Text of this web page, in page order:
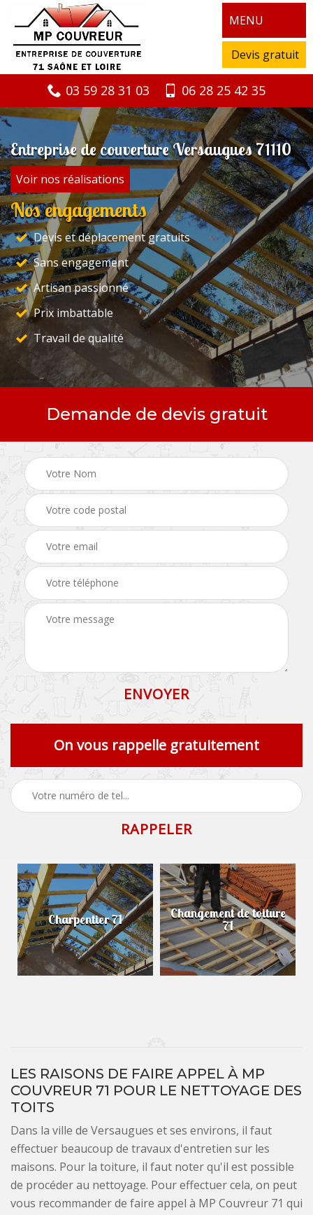
MENU
Devis gratuit
03 59 28 31 03 06 28 25 42 35
Entreprise de couverture Versaugues 71110
Voir nos réalisations
Nos engagements
Devis et déplacement gratuits
Sans engagement
Artisan passionné
Prix imbattable
Travail de qualité
Demande de devis gratuit
On vous rappelle gratuitement
Charpentier 71 Changement de toiture
71
LES RAISONS DE FAIRE APPEL À MP
COUVREUR 71 POUR LE NETTOYAGE DES
TOITS
Dans la ville de Versaugues et ses environs, il faut
effectuer beaucoup de travaux d'entretien sur les
maisons. Pour la toiture, il faut noter qu'il est possible
de procéder au nettoyage. Pour effectuer cela, on peut
vous recommander de faire appel à MP Couvreur 71 qui